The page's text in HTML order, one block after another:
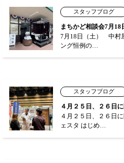
スタッフブログ
まちかど相談会7月
7月18日（土） 中村
ング恒例の…
スタッフブログ
４月２５日、２６日
４月２５日、２６日
ェスタ はじめ…